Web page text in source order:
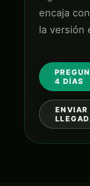
encaja
la versión
4 DÍAS
ENVIAR